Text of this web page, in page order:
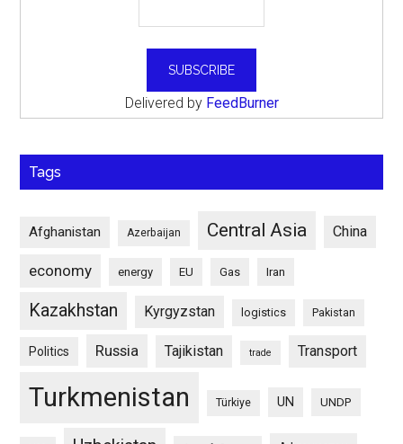
Delivered by FeedBurner
Tags
Afghanistan Azerbaijan Central Asia China
economy energy EU Gas Iran
Kazakhstan Kyrgyzstan logistics Pakistan
Politics Russia Tajikistan trade Transport
Turkmenistan Türkiye UN UNDP